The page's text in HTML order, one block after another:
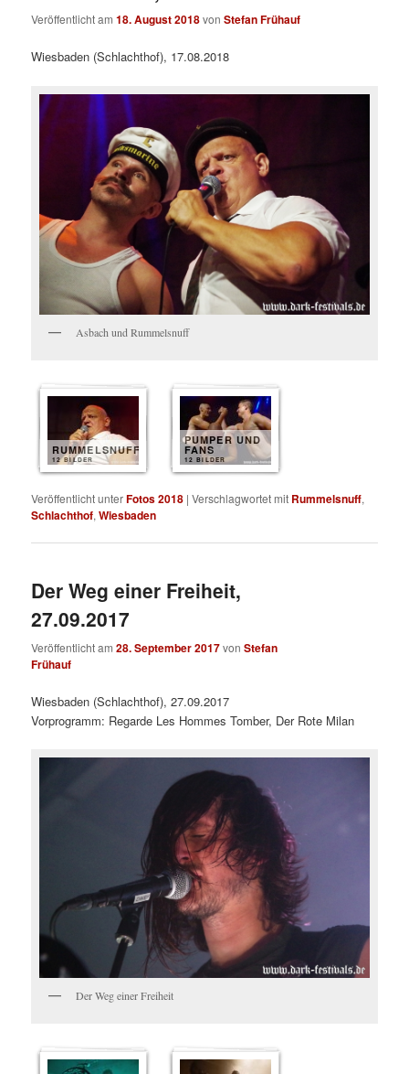
Veröffentlicht am18. August 2018vonStefan Frühauf
Wiesbaden (Schlachthof), 17.08.2018
Asbach und Rummelsnuff
RUMMELSNUFF
12 BILDER
PUMPER UND
FANS
12 BILDER
Veröffentlicht unterFotos 2018 |Verschlagwortet mit Rummelsnuff,
Schlachthof,Wiesbaden
Der Weg einer Freiheit,
27.09.2017
Veröffentlicht am28. September 2017vonStefan
Frühauf
Wiesbaden (Schlachthof), 27.09.2017
Vorprogramm: Regarde Les Hommes Tomber, Der Rote Milan
Der Weg einer Freiheit